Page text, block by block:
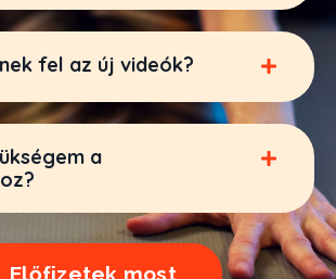
fel az új videók?
a
Előfizetek most